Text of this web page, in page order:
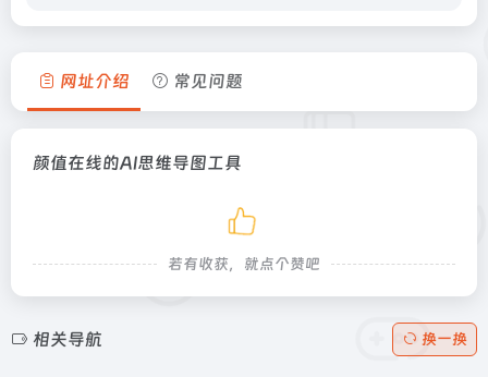
网址介绍 常见问题
颜值在线的AI思维导图工具
若有收获，就点个赞吧
相关导航 换一换